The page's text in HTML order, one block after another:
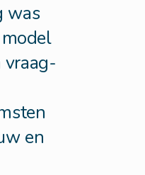
was
vraag-
en